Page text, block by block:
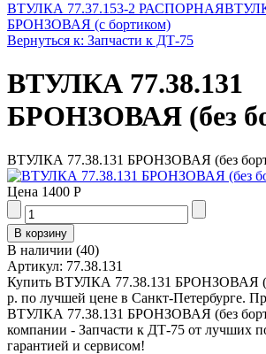
ВТУЛКА 77.37.153-2 РАСПОРНАЯ
БРОНЗОВАЯ (с бортиком)
Вернуться к: Запчасти к ДТ-75
ВТУЛКА 77.38.131
БРОНЗОВАЯ (без
ВТУЛКА 77.38.131 БРОНЗОВАЯ (без
Цена 1400 Р
В наличии (40)
Артикул: 77.38.131
Купить ВТУЛКА 77.38.131 БРОНЗОВАЯ
р. по лучшей цене в Санкт-Петербурге.
ВТУЛКА 77.38.131 БРОНЗОВАЯ (без
компании - Запчасти к ДТ-75 от лучших
гарантией и сервисом!